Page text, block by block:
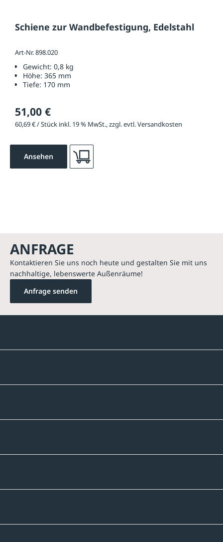
Schiene zur Wandbefestigung, Edelstahl
Art-Nr. 898.020
Gewicht: 0,8 kg
Höhe: 365 mm
Tiefe: 170 mm
51,00 €
60,69 € / Stück inkl. 19 % MwSt., zzgl. evtl. Versandkosten
Ansehen
ANFRAGE
Kontaktieren Sie uns noch heute und gestalten Sie mit uns
nachhaltige, lebenswerte Außenräume!
Anfrage senden